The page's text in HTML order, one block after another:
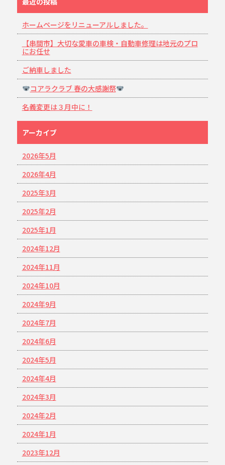
ホームページをリニューアルしました。
【串間市】大切な愛車の車検・自動車修理は地元のプロ
にお任せ
ご納車しました
コアラクラブ 春の大感謝祭
名義変更は３月中に！
アーカイブ
2026年5月
2026年4月
2025年3月
2025年2月
2025年1月
2024年12月
2024年11月
2024年10月
2024年9月
2024年7月
2024年6月
2024年5月
2024年4月
2024年3月
2024年2月
2024年1月
2023年12月